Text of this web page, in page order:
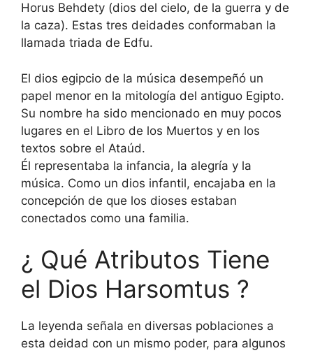
Horus Behdety (dios del cielo, de la guerra y de
la caza). Estas tres deidades conformaban la
llamada triada de Edfu.
El dios egipcio de la música desempeñó un
papel menor en la mitología del antiguo Egipto.
Su nombre ha sido mencionado en muy pocos
lugares en el Libro de los Muertos y en los
textos sobre el Ataúd.
Él representaba la infancia, la alegría y la
música. Como un dios infantil, encajaba en la
concepción de que los dioses estaban
conectados como una familia.
¿ Qué Atributos Tiene
el Dios Harsomtus ?
La leyenda señala en diversas poblaciones a
esta deidad con un mismo poder, para algunos